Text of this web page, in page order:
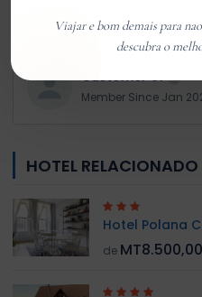
Customer 01
Member Since Jan
HOTEL RELACIONADO
Hotel Polana
de MT8.500,00
Viajar e bom demais para
descubra o